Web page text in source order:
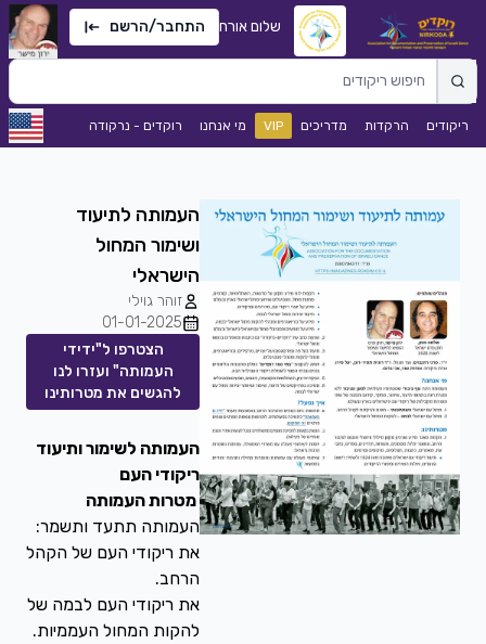
שלום אורח התחבר/הרשם
ריקודים הרקדות מדריכים VIP מי אנחנו רוקדים - נרקודה
העמותה לתיעוד
ושימור המחול
הישראלי
זוהר גוילי
01-01-2025
הצטרפו ל"ידידי
העמותה" ועזרו לנו
להגשים את מטרותינו
העמותה לשימור ותיעוד
ריקודי העם
מטרות העמותה
העמותה תתעד ותשמר:
את ריקודי העם של הקהל
הרחב.
את ריקודי העם לבמה של
להקות המחול העממיות.